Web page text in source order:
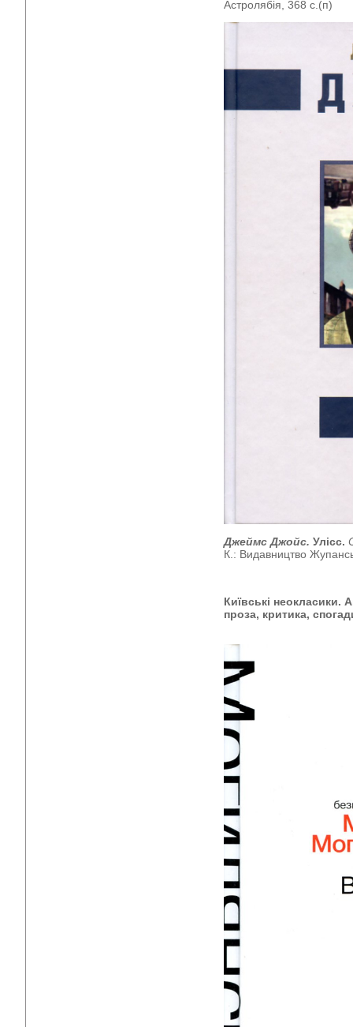
Астролябія, 368 с.(п)
Джеймс Джойс. Улісс.
К.: Видавництво
Київські неокласики.
проза, критика,